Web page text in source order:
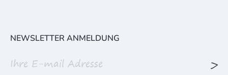
NEWSLETTER ANMELDUNG